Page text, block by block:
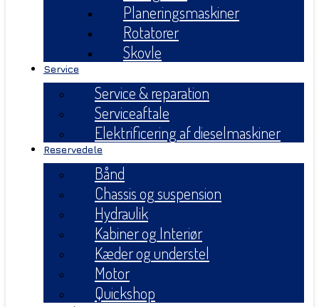
Planeringsmaskiner
Rotatorer
Skovle
Service
Service & reparation
Serviceaftale
Elektrificering af dieselmaskiner
Reservedele
Bånd
Chassis og suspension
Hydraulik
Kabiner og Interiør
Kæder og understel
Motor
Quickshop